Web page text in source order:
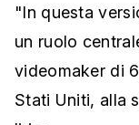
"In questa
un ruolo
videomaker di
Stati Uniti, alla